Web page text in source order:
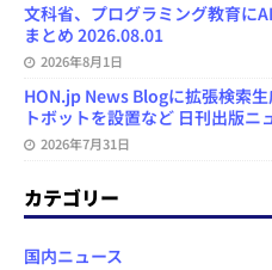
文科省、プログラミング教育に
まとめ 2026.08.01
2026年8月1日
HON.jp News Blogに拡張検索
トボットを設置など 日刊出版
2026年7月31日
カテゴリー
国内ニュース